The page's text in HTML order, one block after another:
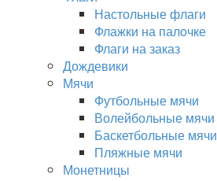
Настольные флаги
Флажки на палочке
Флаги на заказ
Дождевики
Мячи
Футбольные мячи
Волейбольные мячи
Баскетбольные мячи
Пляжные мячи
Монетницы